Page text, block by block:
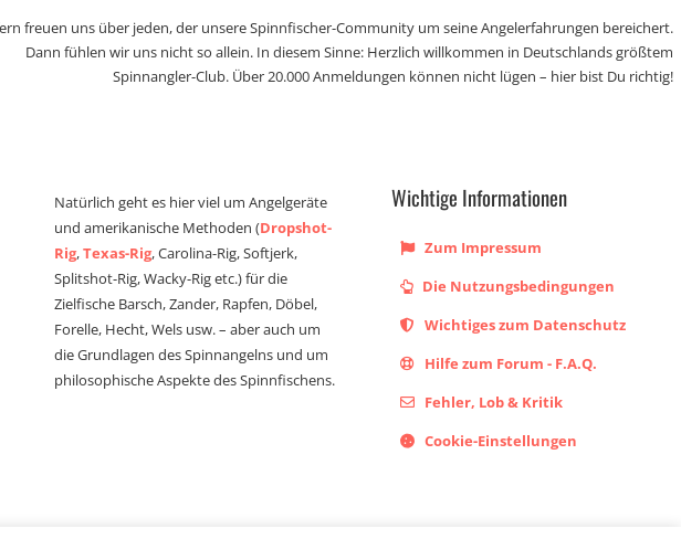
freuen uns über jeden, der unsere Spinnfischer-Community um seine Angelerfahrungen bereichert.
Dann fühlen wir uns nicht so allein. In diesem Sinne: Herzlich willkommen in Deutschlands größtem
Spinnangler-Club. Über 20.000 Anmeldungen können nicht lügen – hier bist Du richtig!
Natürlich geht es hier viel um Angelgeräte
und amerikanische Methoden (Dropshot-
Rig,Texas-Rig, Carolina-Rig, Softjerk,
Splitshot-Rig, Wacky-Rig etc.) für die
Zielfische Barsch, Zander, Rapfen, Döbel,
Forelle, Hecht, Wels usw. – aber auch um
die Grundlagen des Spinnangelns und um
philosophische Aspekte des Spinnfischens.
Wichtige Informationen
Zum Impressum
Die Nutzungsbedingungen
Wichtiges zum Datenschutz
Hilfe zum Forum - F.A.Q.
Fehler, Lob & Kritik
Cookie-Einstellungen